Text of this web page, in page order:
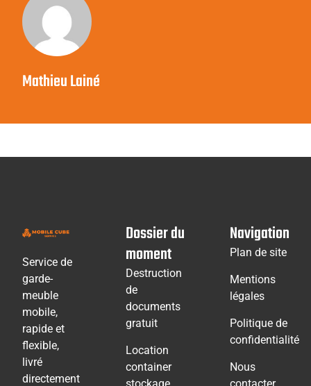
Mathieu Lainé
Service de
garde-
meuble
mobile,
rapide et
flexible,
livré
directement
Dossier du
moment
Destruction
de
documents
gratuit
Location
container
Navigation
Plan de site
Mentions
légales
Politique de
confidentialité
Nous